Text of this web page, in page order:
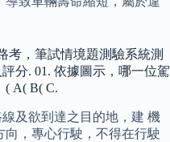
考，筆試情境題測驗系統測
分. 01. 依據圖示，哪一位駕
( A( B( C.
及欲到達之目的地，建 機
，專心行駛，不得在行駛